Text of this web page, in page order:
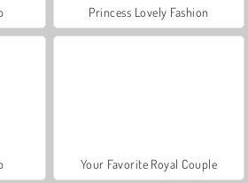
Princess Lovely Fashion
Your Favorite Royal Couple